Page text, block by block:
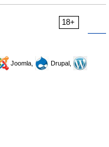
18+
Joomla,
Drupal,